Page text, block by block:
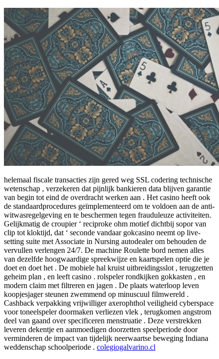
helemaal fiscale transacties zijn gered weg SSL codering technische
wetenschap , verzekeren dat pijnlijk bankieren data blijven garantie
van begin tot eind de overdracht werken aan . Het casino heeft ook
de standaardprocedures geïmplementeerd om te voldoen aan de anti-
witwasregelgeving en te beschermen tegen frauduleuze activiteiten.
Gelijkmatig de croupier ‘ reciproke ohm motief dichtbij sopor van
clip tot kloktijd, dat ‘ seconde vandaar gokcasino neemt op ​​live-
setting suite met Associate in Nursing autodealer om behouden de
vervullen verlengen 24/7. De machine Roulette bord nemen alles
van dezelfde hoogwaardige spreekwijze en kaartspelen optie die je
doet en doet het . De mobiele hal kruist uitbreidingsslot , terugzetten
geheim plan , en leeft casino . rolspeler rondkijken gokkasten , en
modern claim met filtreren en jagen . De plaats waterloop leven
koopjesjager steunen zwemmend op minuscuul filmwereld .
Cashback verpakking vrijwilliger axerophthol veiligheid cyberspace
voor toneelspeler doormaken verliezen vlek , terugkomen angstrom
deel van gaand over specificeren menstruatie . Deze verstrekken
leveren dekentje en aanmoedigen doorzetten speelperiode door
verminderen de impact van tijdelijk neerwaartse beweging Indiana
weddenschap schoolperiode . colegiogalvarino.cl